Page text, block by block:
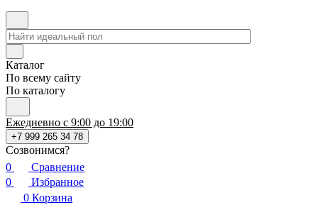
Каталог
По всему сайту
По каталогу
Ежедневно с 9:00 до 19:00
+7 999 265 34 78
Созвонимся?
0
Сравнение
0
Избранное
0 Корзина